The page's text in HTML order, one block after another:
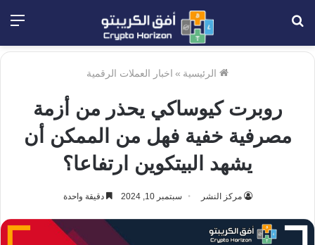
الرئيسية » اخبار العملات الرقمية
روبرت كيوساكي يحذر من أزمة
مصرفية خفية فهل من الممكن أن
يشهد البيتكوين ارتفاعا؟
مركز النشر سبتمبر 10, 2024 دقيقة واحدة